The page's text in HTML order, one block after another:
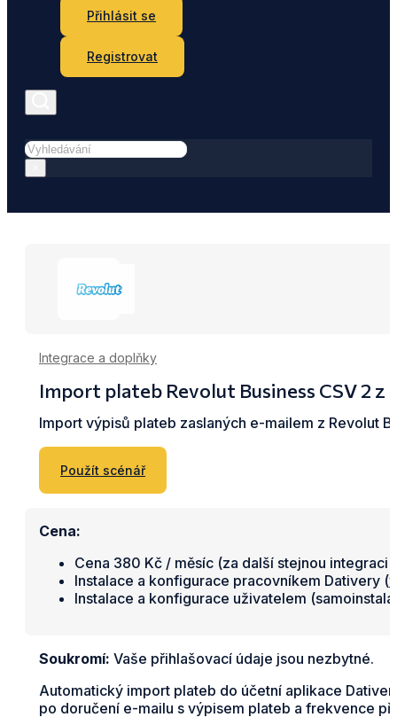
Přihlásit se
Registrovat
Hledat
Integrace a doplňky
Import plateb Revolut Business CSV 2
Import výpisů plateb zaslaných e-mailem z Revolut
Použít scénář
Cena:
Cena 380 Kč / měsíc (za další stejnou integraci
Instalace a konfigurace pracovníkem Dativery (
Instalace a konfigurace uživatelem
Soukromí: Vaše přihlašovací údaje jsou nezbytné.
Automatický import plateb do účetní aplikace
po doručení e-mailu s výpisem plateb a frekvence